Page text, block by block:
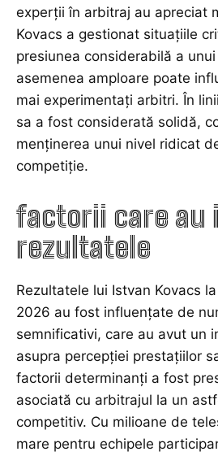
experții în arbitraj au apreciat
Kovacs a gestionat situațiile
presiunea considerabilă a
asemenea amploare poate
mai experimentați arbitri. În
sa a fost considerată solidă,
menținerea unui nivel ridicat
competiție.
factorii care
rezultatele
Rezultatele lui Istvan Kovacs
2026 au fost influențate de
semnificativi, care au avut un
asupra percepției prestațiilor
factorii determinanți a fost
asociată cu arbitrajul la un
competitiv. Cu milioane de
mare pentru echipele